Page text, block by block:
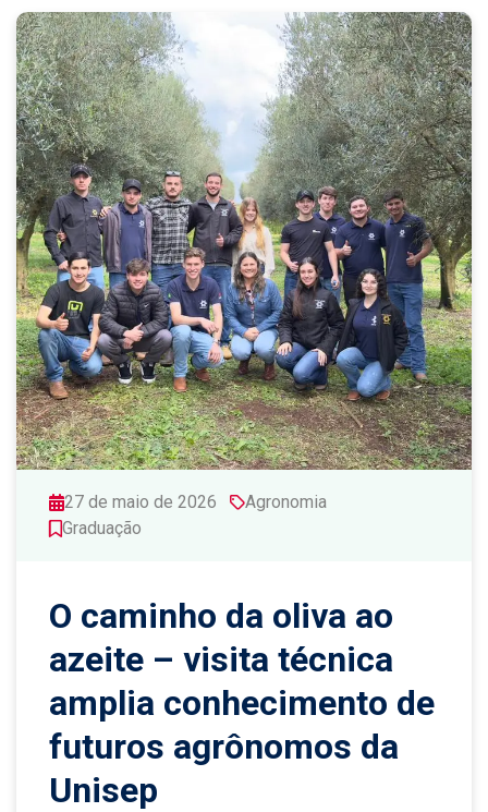
27 de maio de 2026
Agronomia
Graduação
O caminho da oliva ao
azeite – visita técnica
amplia conhecimento de
futuros agrônomos da
Unisep